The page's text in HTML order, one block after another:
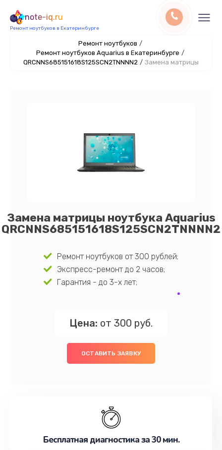
note-iq.ru
Ремонт ноутбуков в Екатеринбурге
Ремонт ноутбуков /
Ремонт ноутбуков Aquarius в Екатеринбурге /
QRCNNS685151618S125SCN2TNNNN2 / Замена матрицы
Замена матрицы ноутбука Aquarius
QRCNNS685151618S125SCN2TNNNN2
Ремонт ноутбуков от 300 рублей;
Экспресс-ремонт до 2 часов;
Гарантия - до 3-х лет;
Цена: от 300 руб.
ОСТАВИТЬ ЗАЯВКУ
Бесплатная диагностика за 30 мин.